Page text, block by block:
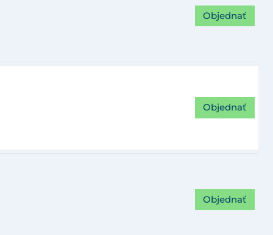
Objednať
Objednať
Objednať